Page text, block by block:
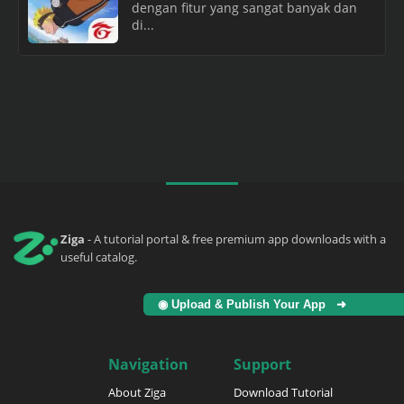
dengan fitur yang sangat banyak dan
di...
Ziga - A tutorial portal & free premium app downloads with a
useful catalog.
◉ Upload & Publish Your App ➜
Navigation
About Ziga
Support
Download Tutorial